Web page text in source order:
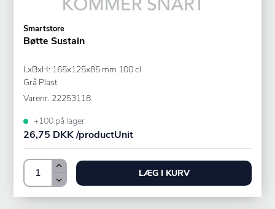
Smartstore
Bøtte Sustain
LxBxH: 165x125x85 mm 100 cl
Grå Plast
Varenr. 22253118
+100 på lager
26,75 DKK /productUnit
LÆG I KURV